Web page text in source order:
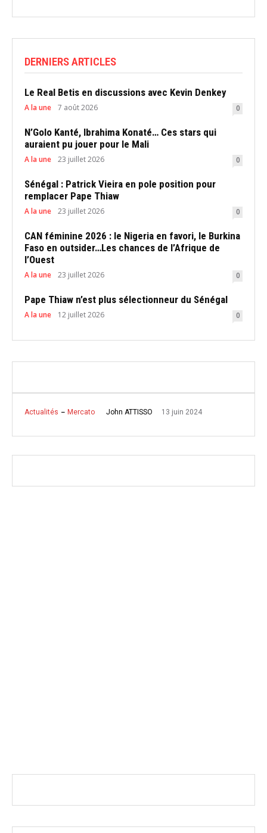
DERNIERS ARTICLES
Le Real Betis en discussions avec Kevin Denkey
A la une 7 août 2026 0
N’Golo Kanté, Ibrahima Konaté… Ces stars qui
auraient pu jouer pour le Mali
A la une 23 juillet 2026 0
Sénégal : Patrick Vieira en pole position pour
remplacer Pape Thiaw
A la une 23 juillet 2026 0
CAN féminine 2026 : le Nigeria en favori, le Burkina
Faso en outsider…Les chances de l’Afrique de
l’Ouest
A la une 23 juillet 2026 0
Pape Thiaw n’est plus sélectionneur du Sénégal
A la une 12 juillet 2026 0
Actualités Mercato John ATTISSO 13 juin 2024